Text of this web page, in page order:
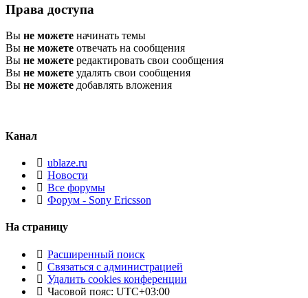
Права доступа
Вы не можете начинать темы
Вы не можете отвечать на сообщения
Вы не можете редактировать свои сообщения
Вы не можете удалять свои сообщения
Вы не можете добавлять вложения
Канал
ublaze.ru
Новости
Все форумы
Форум - Sony Ericsson
На страницу
Расширенный поиск
Связаться с администрацией
Удалить cookies конференции
Часовой пояс: UTC+03:00